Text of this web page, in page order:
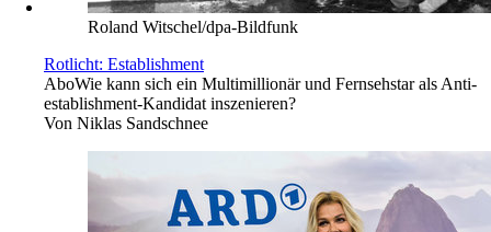
Roland Witschel/dpa-Bildfunk
Rotlicht: Establishment
AboWie kann sich ein Multimillionär und Fernsehstar als Anti­
establishment-Kandidat inszenieren?
Von Niklas Sandschnee